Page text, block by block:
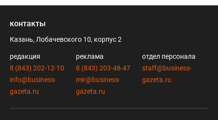
контакты
Казань, Лобачевского 10, корпус 2
редакция
8 (843) 202-12-10
info@business-
gazeta.ru
реклама
8 (843) 203-48-47
mir@business-
gazeta.ru
отдел персонала
staff@business-
gazeta.ru